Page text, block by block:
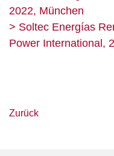
2022, München
> Soltec Energías
Power International,
Zurück